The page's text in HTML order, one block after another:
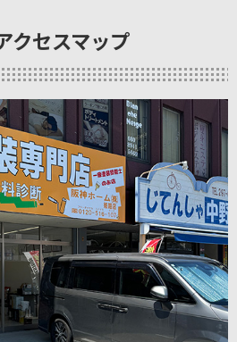
クセスマップ